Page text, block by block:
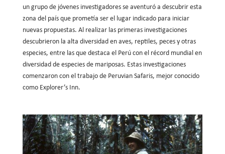
un grupo de jóvenes investigadores se aventuró a descubrir esta
zona del país que prometía ser el lugar indicado para iniciar
nuevas propuestas. Al realizar las primeras investigaciones
descubrieron la alta diversidad en aves, reptiles, peces y otras
especies, entre las que destaca el Perú con el récord mundial en
diversidad de especies de mariposas. Estas investigaciones
comenzaron con el trabajo de Peruvian Safaris, mejor conocido
como Explorer’s Inn.